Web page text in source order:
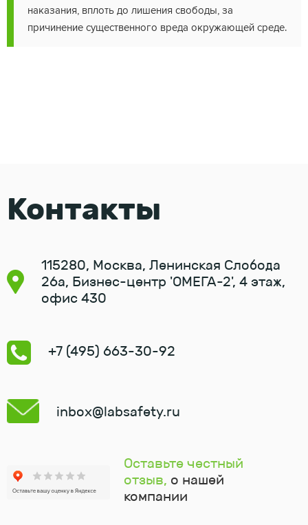
наказания, вплоть до лишения свободы, за
причинение существенного вреда окружающей среде.
Контакты
115280, Москва, Ленинская Слобода
26а, Бизнес-центр 'ОМЕГА-2', 4 этаж,
офис 430
+7 (495) 663-30-92
inbox@labsafety.ru
Оставьте честный
отзыв, о нашей
компании